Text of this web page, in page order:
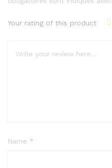
Your rating of this product
Name *